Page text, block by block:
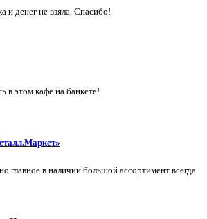
и денег не взяла. Спасибо!
в этом кафе на банкете!
главное в наличии большой ассортимент всегда